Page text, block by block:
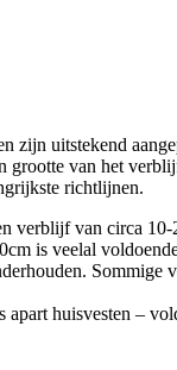
zijn uitstekend
van het
richtlijnen.
verblijf van circa 10-
is veelal
Sommige
apart huisvesten –